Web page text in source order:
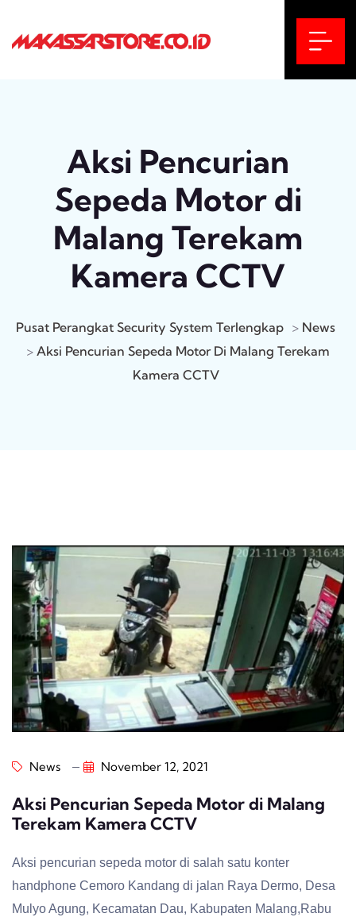
Aksi Pencurian
Sepeda Motor di
Malang Terekam
Kamera CCTV
Pusat Perangkat Security System Terlengkap > News
> Aksi Pencurian Sepeda Motor Di Malang Terekam
Kamera CCTV
News November 12, 2021
Aksi Pencurian Sepeda Motor di Malang
Terekam Kamera CCTV
Aksi pencurian sepeda motor di salah satu konter
handphone Cemoro Kandang di jalan Raya Dermo, Desa
Mulyo Agung, Kecamatan Dau, Kabupaten Malang,Rabu